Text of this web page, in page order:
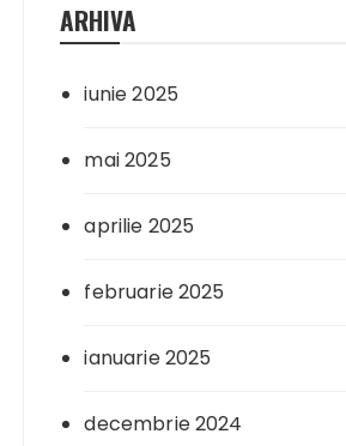
ARHIVA
iunie 2025
mai 2025
aprilie 2025
februarie 2025
ianuarie 2025
decembrie 2024